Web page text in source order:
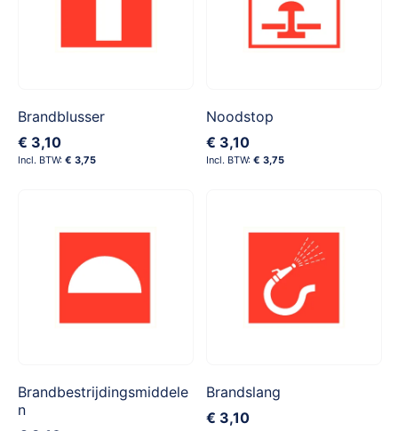
Brandblusser
€ 3,10
€ 3,75
Noodstop
€ 3,10
€ 3,75
Brandbestrijdingsmiddele
n
Brandslang
€ 3,10